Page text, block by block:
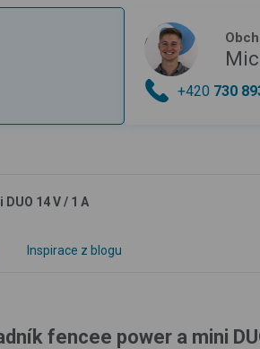
+420 730
14 V / 1 A
Inspirace z blogu
fencee power a mini